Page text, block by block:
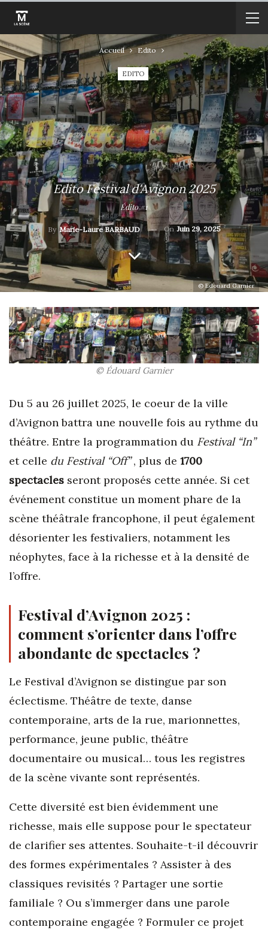
Accueil Edito
EDITO
Edito Festival d'Avignon 2025
Édito #1
ByMarie-Laure BARBAUD OnJuin 29, 2025
© Edouard Garnier
© Édouard Garnier
Du 5 au 26 juillet 2025, le coeur de la ville
d’Avignon battra une nouvelle fois au rythme du
théâtre. Entre la programmation du Festival “In”
et celle du Festival “Off”, plus de 1700
spectacles seront proposés cette année. Si cet
événement constitue un moment phare de la
scène théâtrale francophone, il peut également
désorienter les festivaliers, notamment les
néophytes, face à la richesse et à la densité de
l’offre.
Festival d’Avignon 2025 :
comment s’orienter dans l’offre
abondante de spectacles ?
Le Festival d’Avignon se distingue par son
éclectisme. Théâtre de texte, danse
contemporaine, arts de la rue, marionnettes,
performance, jeune public, théâtre
documentaire ou musical… tous les registres
de la scène vivante sont représentés.
Cette diversité est bien évidemment une
richesse, mais elle suppose pour le spectateur
de clarifier ses attentes. Souhaite-t-il découvrir
des formes expérimentales ? Assister à des
classiques revisités ? Partager une sortie
familiale ? Ou s’immerger dans une parole
contemporaine engagée ? Formuler ce projet